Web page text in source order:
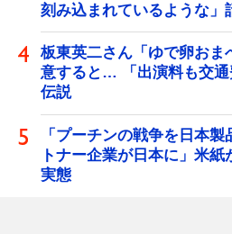
刻み込まれているような」
板東英二さん「ゆで卵おま
意すると… 「出演料も交
伝説
「プーチンの戦争を日本
トナー企業が日本に」米
実態